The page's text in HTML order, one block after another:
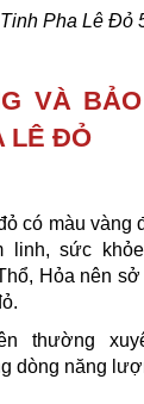
Pha Lê Đỏ
VÀ
LÊ ĐỎ
có màu vàng
linh, sức
Hỏa nên
thường
dòng năng